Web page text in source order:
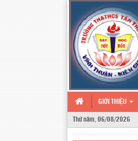
GIỚI THIỆU
Thứ năm, 06/08/2026